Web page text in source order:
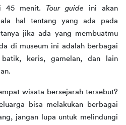
45 menit. Tour guide ini akan
hal tentang yang ada pada
jika ada yang membuatmu
di museum ini adalah berbagai
keris, gamelan, dan lain
wisata bersejarah tersebut?
bisa melakukan berbagai
jangan lupa untuk melindungi